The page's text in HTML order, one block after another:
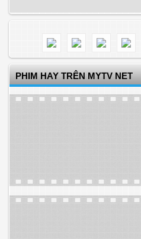
PHIM HAY TRÊN MYTV NET